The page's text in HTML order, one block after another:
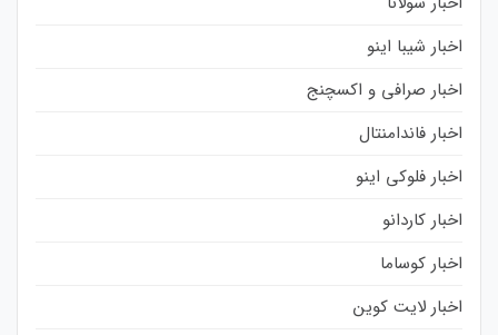
اخبار شیبا اینو
اخبار صرافی و اکسچنج
اخبار فاندامنتال
اخبار فلوکی اینو
اخبار کاردانو
اخبار کوساما
اخبار لایت کوین